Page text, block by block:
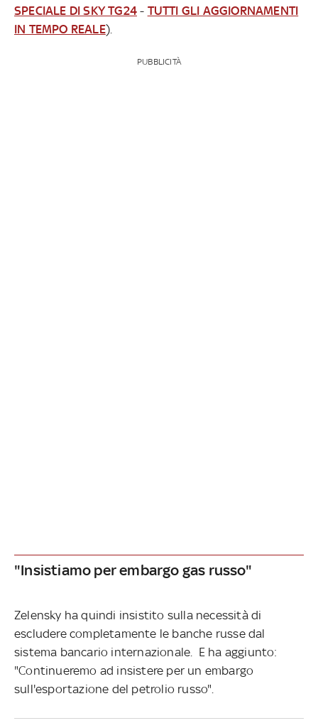
SPECIALE DI SKY TG24 - TUTTI GLI AGGIORNAMENTI
IN TEMPO REALE).
PUBBLICITÀ
"Insistiamo per embargo gas russo"
Zelensky ha quindi insistito sulla necessità di
escludere completamente le banche russe dal
sistema bancario internazionale. E ha aggiunto:
"Continueremo ad insistere per un embargo
sull'esportazione del petrolio russo".